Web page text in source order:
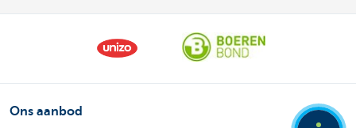
Ons aanbod